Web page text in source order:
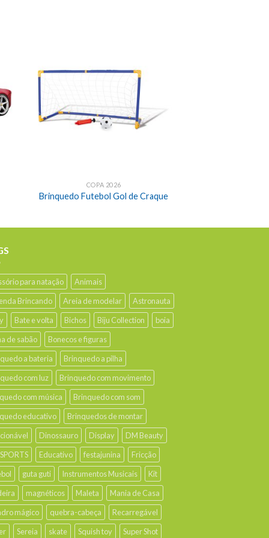
COPA 2026
Brinquedo Futebol Gol de Craque
para natação
Animais
Brincando
Areia de modelar
Astronauta
Bate e volta Bichos Biju Collection
boia
de sabão
Bonecos e figuras
a bateria
Brinquedo a pilha
com luz
Brinquedo com movimento
com música
Brinquedo com som
educativo
Brinquedos de montar
Dinossauro Display
DM Beauty
Educativo festajunina
Fricção
guta guti Instrumentos Musicais
Kit
magnéticos Maleta
Mania de Casa
mágico
quebra-cabeça
Recarregável
Sereia skate Squish toy Super Shot